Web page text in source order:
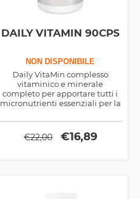
DAILY VITAMIN 90CPS
NON DISPONIBILE
Daily VitaMin complesso
vitaminico e minerale
completo per apportare tutti i
micronutrienti essenziali per la
assumere una compressa al
giorno
€22,00 €16,89